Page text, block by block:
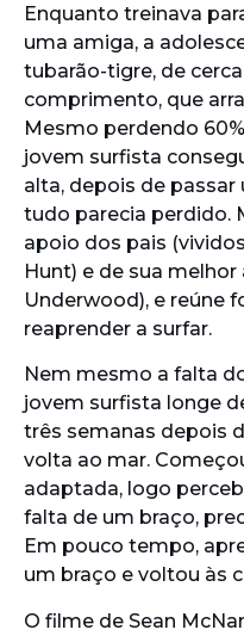
Enquanto treinava
uma amiga, a
tubarão-tigre, de
comprimento, que
Mesmo perdendo
jovem surfista
alta, depois de
tudo parecia perdido.
apoio dos pais
Hunt) e de sua melhor
Underwood), e reúne
reaprender a surfar.
Nem mesmo a falta
jovem surfista longe
três semanas depois
volta ao mar.
adaptada, logo
falta de um braço,
Em pouco tempo,
um braço e voltou às
O filme de Sean